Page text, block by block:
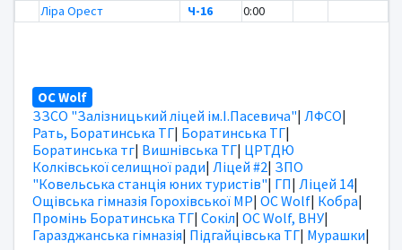
Ліра Орест
Ч-16 0:00
OC Wolf
ЗЗСО "Залізницький ліцей ім.І.Пасевича"| ЛФСО|
Рать, Боратинська ТГ| Боратинська ТГ|
Боратинська тг| Вишнівська ТГ| ЦРТДЮ
Колківської селищної ради| Ліцей #2| ЗПО
"Ковельська станція юних туристів"| ГП| Ліцей 14|
Ощівська гімназія Горохівської МР| OC Wolf| Кобра|
Промінь Боратинська ТГ| Сокіл| OC Wolf, ВНУ|
Гаразджанська гімназія| Підгайцівська ТГ| Мурашки|